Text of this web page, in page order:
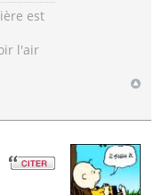
est
l'air